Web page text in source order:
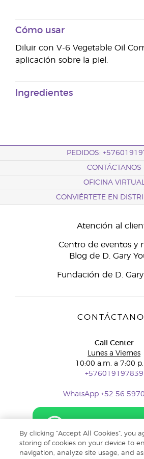
Cómo usar
Diluir con V-6 Vegetable Oil
aplicación sobre la piel.
Ingredientes
PEDIDOS:
CONTÁCTANOS
OFICINA
CONVIÉRTETE EN
Atención al
Centro de eventos y
Blog de D. Gary
Fundación de D.
Call Center
Lunes a Viernes
10:00 a.m. a 7:00
+576019197839
WhatsApp +52 56
By clicking “Accept All Cookies”, you
storing of cookies on your device to
navigation, analyze site usage, and